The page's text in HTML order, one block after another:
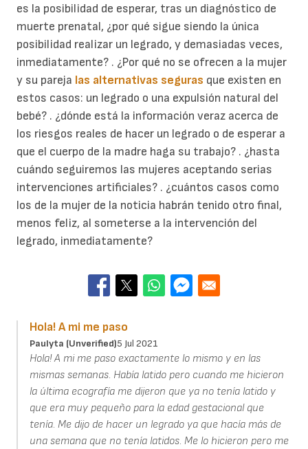
es la posibilidad de esperar, tras un diagnóstico de
muerte prenatal, ¿por qué sigue siendo la única
posibilidad realizar un legrado, y demasiadas veces,
inmediatamente? . ¿Por qué no se ofrecen a la mujer
y su pareja las alternativas seguras que existen en
estos casos: un legrado o una expulsión natural del
bebé? . ¿dónde está la información veraz acerca de
los riesgos reales de hacer un legrado o de esperar a
que el cuerpo de la madre haga su trabajo? . ¿hasta
cuándo seguiremos las mujeres aceptando serias
intervenciones artificiales? . ¿cuántos casos como
los de la mujer de la noticia habrán tenido otro final,
menos feliz, al someterse a la intervención del
legrado, inmediatamente?
Hola! A mi me paso
Paulyta (unverified)5 Jul 2021
Hola! A mi me paso exactamente lo mismo y en las
mismas semanas. Había latido pero cuando me hicieron
la última ecografía me dijeron que ya no tenía latido y
que era muy pequeño para la edad gestacional que
tenía. Me dijo de hacer un legrado ya que hacía más de
una semana que no tenía latidos. Me lo hicieron pero me